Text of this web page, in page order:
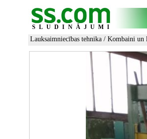
SLUDINĀJUMI
Lauksaimniecības tehnika / Kombaini un